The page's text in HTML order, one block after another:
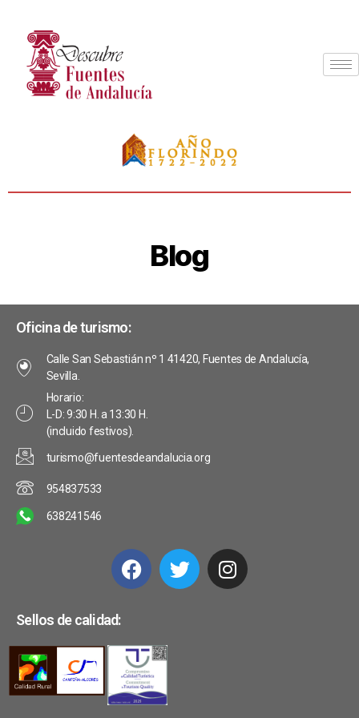
Blog
Oficina de turismo:
Calle San Sebastián nº 1 41420, Fuentes de Andalucía,
Sevilla.
Horario:
L-D: 9:30 H. a 13:30 H.
(incluido festivos).
turismo@fuentesdeandalucia.org
954837533
638241546
Sellos de calidad: